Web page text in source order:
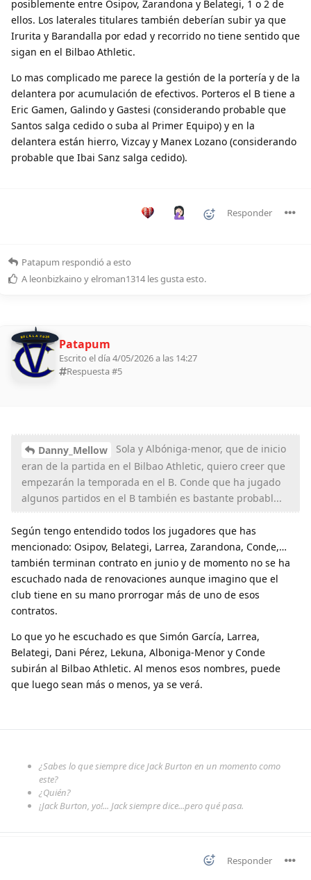
posiblemente entre Osipov, Zarandona y Belategi, 1 o 2 de
ellos. Los laterales titulares también deberían subir ya que
Irurita y Barandalla por edad y recorrido no tiene sentido que
sigan en el Bilbao Athletic.
Lo mas complicado me parece la gestión de la portería y de la
delantera por acumulación de efectivos. Porteros el B tiene a
Eric Gamen, Galindo y Gastesi (considerando probable que
Santos salga cedido o suba al Primer Equipo) y en la
delantera están hierro, Vizcay y Manex Lozano (considerando
probable que Ibai Sanz salga cedido).
Responder
Patapum respondió a esto
A leonbizkaino yelroman1314 les gusta esto.
BOLILLA 2026 Patapum
Escrito el día 4/05/2026 a las 14:27
Respuesta #5
Danny_Mellow
Sola y Albóniga-menor, que de inicio
eran de la partida en el Bilbao Athletic, quiero creer que
empezarán la temporada en el B. Conde que ha jugado
algunos partidos en el B también es bastante probabl...
Según tengo entendido todos los jugadores que has
mencionado: Osipov, Belategi, Larrea, Zarandona, Conde,…
también terminan contrato en junio y de momento no se ha
escuchado nada de renovaciones aunque imagino que el
club tiene en su mano prorrogar más de uno de esos
contratos.
Lo que yo he escuchado es que Simón García, Larrea,
Belategi, Dani Pérez, Lekuna, Alboniga-Menor y Conde
subirán al Bilbao Athletic. Al menos esos nombres, puede
que luego sean más o menos, ya se verá.
¿Sabes lo que siempre dice Jack Burton en un momento como
este?
¿Quién?
¡Jack Burton, yo!... Jack siempre dice...pero qué pasa.
Responder